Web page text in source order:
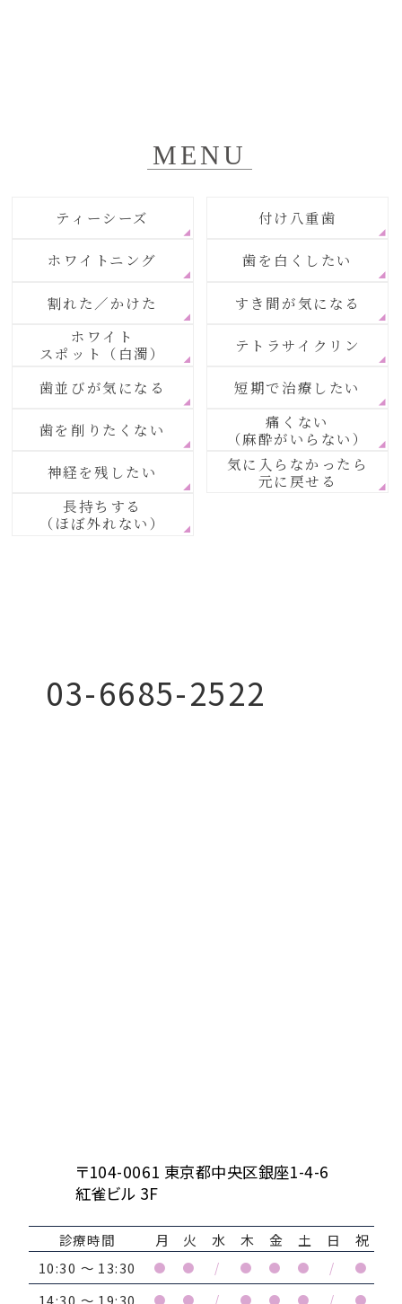
MENU
ティーシーズ 付け八重歯
ホワイトニング 歯を白くしたい
割れた／かけた
すき間が気になる
ホワイト
スポット（白濁）
テトラサイクリン
歯並びが気になる 短期で治療したい
歯を削りたくない
痛くない
（麻酔がいらない）
神経を残したい
気に入らなかったら
元に戻せる
長持ちする
（ほぼ外れない）
03-6685-2522
〒104-0061 東京都中央区銀座1-4-6
紅雀ビル 3F
診療時間 月 火 水 木 金 土 日
祝
10:30 ～ 13:30
● ● / ● ● ● / ●
● ● / ● ● ● / ●